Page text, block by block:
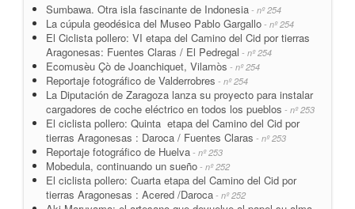
Sumbawa. Otra isla fascinante de Indonesia - nº 254
La cúpula geodésica del Museo Pablo Gargallo - nº 254
El Ciclista pollero: VI etapa del Camino del Cid por tierras
Aragonesas: Fuentes Claras / El Pedregal - nº 254
Ecomusèu Çò de Joanchiquet, Vilamòs - nº 254
Reportaje fotográfico de Valderrobres - nº 254
La Diputación de Zaragoza lanza su proyecto para instalar
cargadores de coche eléctrico en todos los pueblos - nº 253
El ciclista pollero: Quinta etapa del Camino del Cid por
tierras Aragonesas : Daroca / Fuentes Claras - nº 253
Reportaje fotográfico de Huelva - nº 253
Mobedula, continuando un sueño - nº 252
El ciclista pollero: Cuarta etapa del Camino del Cid por
tierras Aragonesas : Acered /Daroca - nº 252